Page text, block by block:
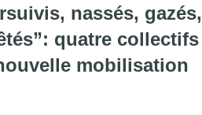
nassés, gazés,
quatre collectifs
mobilisation